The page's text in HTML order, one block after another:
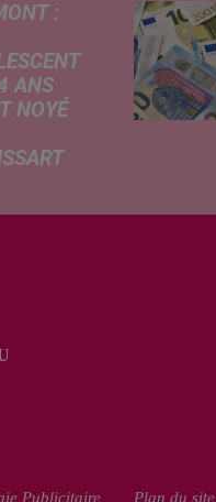
:
ANS
NOYÉ
Publicitaire Plan du site